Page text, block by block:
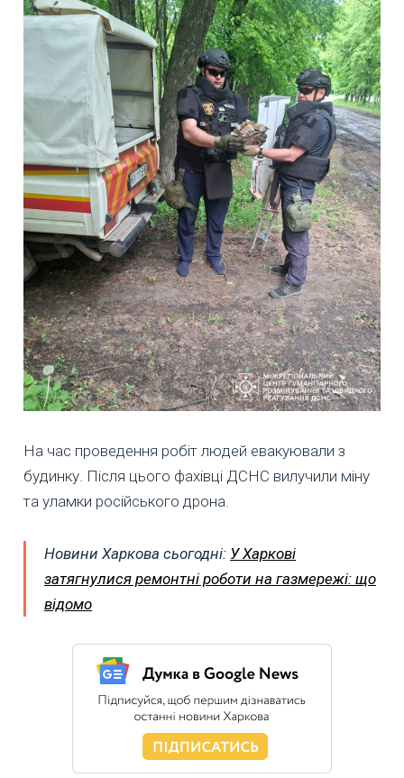
На час проведення робіт людей евакуювали з
будинку. Після цього фахівці ДСНС вилучили міну
та уламки російського дрона.
Новини Харкова сьогодні: У Харкові
затягнулися ремонтні роботи на газмережі: що
відомо